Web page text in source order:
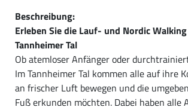
Beschreibung:
Erleben Sie die Lauf- und Nordic
Tannheimer Tal
Ob atemloser Anfänger oder
Im Tannheimer Tal kommen alle auf ihre
an frischer Luft bewegen und die
Fuß erkunden möchten. Dabei haben alle